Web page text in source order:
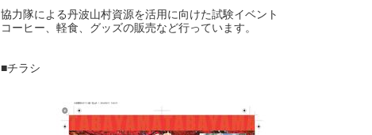
協力隊による丹波山村資源を活用に向けた試験イベント
コーヒー、軽食、グッズの販売など行っています。
■チラシ